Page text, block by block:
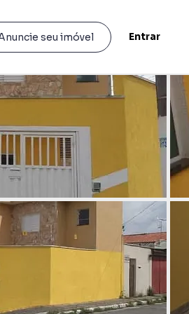
seu imóvel Entrar